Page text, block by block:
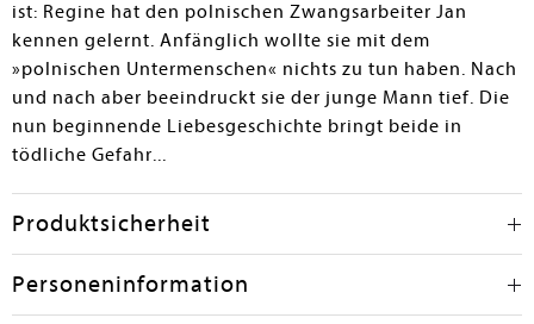
ist: Regine hat den polnischen Zwangsarbeiter Jan
kennen gelernt. Anfänglich wollte sie mit dem
»polnischen Untermenschen« nichts zu tun haben. Nach
und nach aber beeindruckt sie der junge Mann tief. Die
nun beginnende Liebesgeschichte bringt beide in
tödliche Gefahr...
Produktsicherheit
Personeninformation